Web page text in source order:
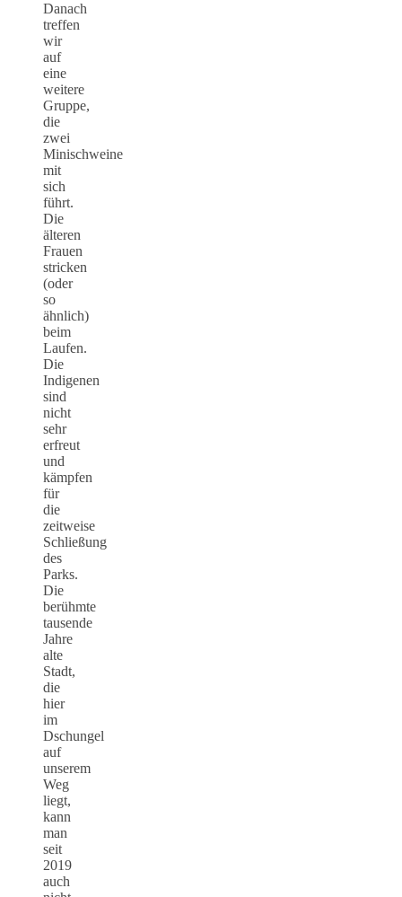
Danach
treffen
wir
auf
eine
weitere
Gruppe,
die
zwei
Minischweine
mit
sich
führt.
Die
älteren
Frauen
stricken
(oder
so
ähnlich)
beim
Laufen.
Die
Indigenen
sind
nicht
sehr
erfreut
und
kämpfen
für
die
zeitweise
Schließung
des
Parks.
Die
berühmte
tausende
Jahre
alte
Stadt,
die
hier
im
Dschungel
auf
unserem
Weg
liegt,
kann
man
seit
2019
auch